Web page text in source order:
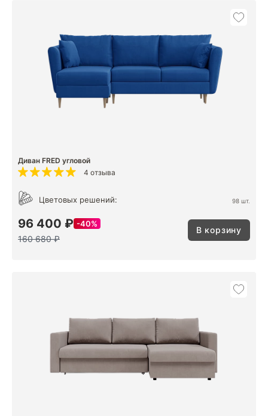
Диван FRED угловой
4 отзыва
Цветовых решений: 98 шт.
96 400 ₽ 40%
160 680 ₽
В корзину